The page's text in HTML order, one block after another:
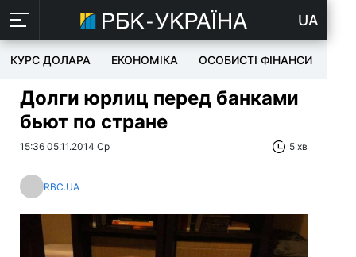
UA
КУРС ДОЛАРА ЕКОНОМІКА ОСОБИСТІ ФІНАНСИ
Долги юрлиц перед банками
бьют по стране
15:36 05.11.2014 Ср 5 хв
RBC.UA